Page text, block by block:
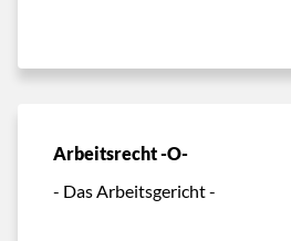
Arbeitsrecht -O-
- Das Arbeitsgericht -